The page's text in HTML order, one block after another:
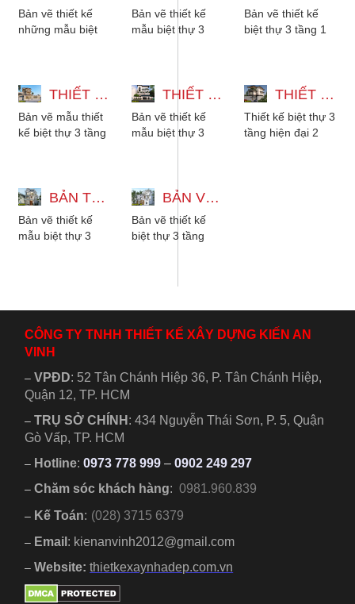
Bản vẽ thiết kế
những mẫu biệt
Bản vẽ thiết kế
mẫu biệt thự 3
phong cách tân...
Bản vẽ thiết kế
biệt thự 3 tầng 1
với...
THIẾT KẾ BIỆT THỰ 3 TẦNG 2 MẶT TIỀN - 5 PHÒNG NGỦ MÁI NHẬT
Bản vẽ mẫu thiết
kế biệt thự 3 tầng
đình...
THIẾT KẾ MẪU BIỆT THỰ 3 TẦNG 15X27M CÓ HẦM XE VÀ THANG MÁY
Bản vẽ thiết kế
mẫu biệt thự 3
phù hợp...
THIẾT KẾ BIỆT THỰ 3 TẦNG HIỆN ĐẠI - 2 PHÒNG NGỦ CÓ SÂN THƯỢNG
Thiết kế biệt thự 3
tầng hiện đại 2
BẢN THIẾT KẾ MẪU BIỆT THỰ 3 TẦNG TÂN CỔ ĐIỂN ĐẸP KÈM NỘI THẤT
Bản vẽ thiết kế
mẫu biệt thự 3
BẢN VẼ THIẾT KẾ BIỆT THỰ 3 TẦNG MÁI NHẬT TÂN CỔ ĐIỂN 3 PHÒNG NGỦ
Bản vẽ thiết kế
biệt thự 3 tầng
CÔNG TY TNHH THIẾT KẾ XÂY DỰNG KIẾN AN
VINH
–VPĐD: 52 Tân Chánh Hiệp 36, P. Tân Chánh Hiệp,
Quận 12, TP. HCM
– TRỤ SỞ CHÍNH :434 Nguyễn Thái Sơn, P. 5, Quận
Gò Vấp, TP. HCM
– Hotline: 0973 778 999 –0902 249 297
– Chăm sóc khách hàng: 0981.960.839
– Kế Toán: (028) 3715 6379
– Email : kienanvinh2012@gmail.com
– Website:thietkexaynhadep.com.vn